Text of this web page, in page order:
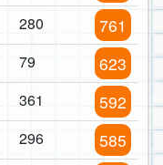
280 761
79 623
361 592
296 585